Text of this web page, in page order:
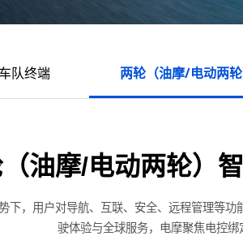
队终端 两轮（油摩/电动两轮
油摩/电动两轮）
，用户对导航、互联、安全、远程管理等
驶体验与全球服务，电摩聚焦电控绑